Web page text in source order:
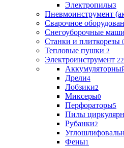
Электропилы3
Пневмоинструмент
Сварочное
Снегоуборочные
Станки и плиткорезы
Тепловые пушки 2
Электроинструмент 22
Дрели4
Лобзики2
Миксеры0
Перфораторы5
Пилы
Рубанки2
Фены1